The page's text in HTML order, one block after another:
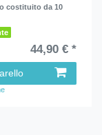
costituito da 10
44,90 € *